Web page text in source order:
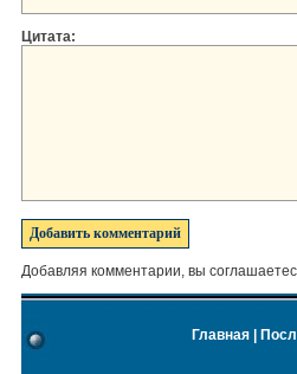
Цитата:
Добавляя комментарии, вы
Главная|